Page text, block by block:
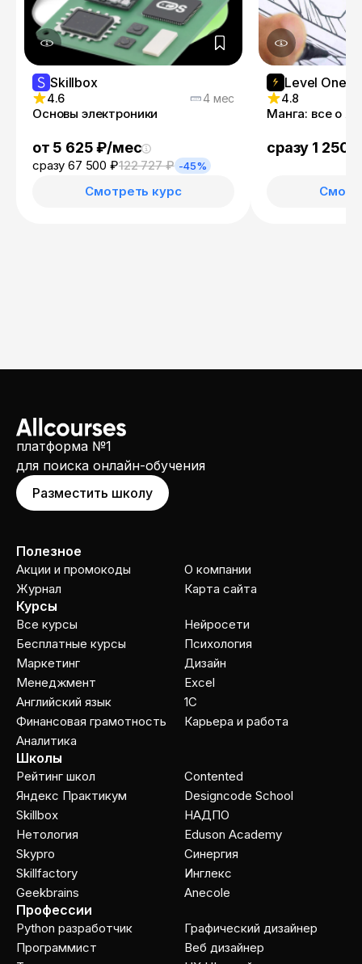
Skillbox
4.6 4 мес
Основы электроники
от 5 625 ₽/мес
сразу 67 500 ₽122 727 ₽ -45%
Смотреть курс
Level One
4.8
Манга: все о
сразу 1 250
платформа №1
для поиска онлайн-обучения
Разместить школу
Полезное
Акции и промокоды
Журнал
О компании
Карта сайта
Курсы
Все курсы
Бесплатные курсы
Маркетинг
Менеджмент
Английский язык
Финансовая грамотность
Аналитика
Нейросети
Психология
Дизайн
Excel
1C
Карьера и работа
Школы
Рейтинг школ
Яндекс Практикум
Skillbox
Нетология
Skypro
Skillfactory
Geekbrains
Contented
Designcode School
НАДПО
Eduson Academy
Cинергия
Инглекс
Anecole
Профессии
Python разработчик
Программист
Графический дизайнер
Веб дизайнер